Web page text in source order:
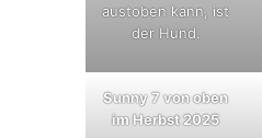
austoben kann, ist
der Hund.
Sunny 7 von oben
im Herbst 2025